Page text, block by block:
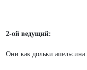
2-ой ведущий:
Они как дольки апельсина.